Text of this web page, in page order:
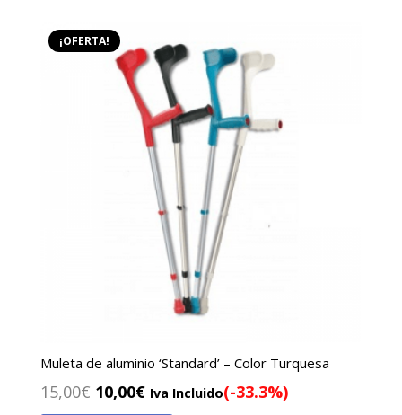
15,00€.
¡OFERTA!
Muleta de aluminio ‘Standard’ – Color Turquesa
15,00€ El
10,00€ElIva Incluido(-33.3%)